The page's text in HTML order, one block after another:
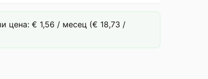
цена: € 1,56 / месец (€ 18,73 /